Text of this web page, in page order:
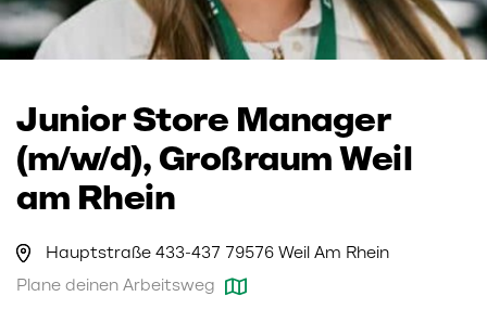
Junior Store Manager
(m/w/d), Großraum Weil
am Rhein
Hauptstraße 433-437 79576 Weil Am Rhein
Plane deinen Arbeitsweg